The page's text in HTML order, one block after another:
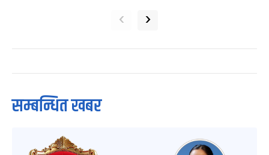
‹ ›
सम्बन्धित खबर